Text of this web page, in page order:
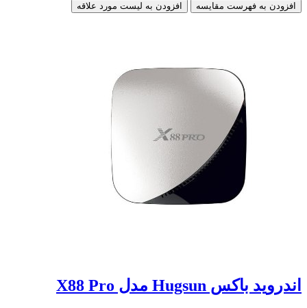
افزودن به فهرست مقایسه افزودن به لیست مورد علاقه
اندروید باکس Hugsun مدل X88 Pro